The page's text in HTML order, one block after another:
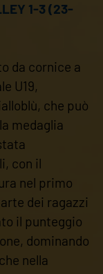
1-3 (23-
da cornice a
U19,
che può
medaglia
con il
nel primo
dei ragazzi
il punteggio
dominando
nella